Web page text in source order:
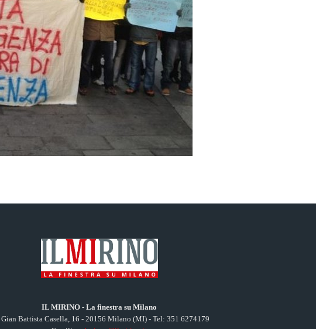
IL MIRINO - La finestra su Milano
Gian Battista Casella, 16 - 20156 Milano (MI) - Tel: 351 6274179